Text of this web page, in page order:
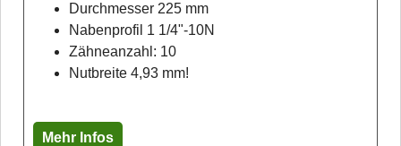
Durchmesser 225 mm
Nabenprofil 1 1/4"-10N
Zähneanzahl: 10
Nutbreite 4,93 mm!
Mehr Infos